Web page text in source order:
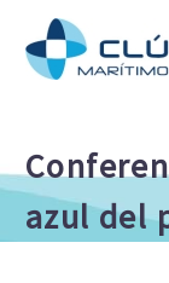
azul del